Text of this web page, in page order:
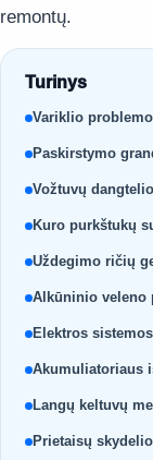
remontų.
Turinys
Variklio
Paskirstymo
Vožtuvų
Kuro purkštukų
Uždegimo ričių
Alkūninio veleno
Elektros
Akumuliatoriaus
Langų keltuvų
Prietaisų